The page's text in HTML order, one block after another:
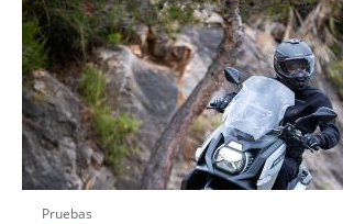
Pruebas